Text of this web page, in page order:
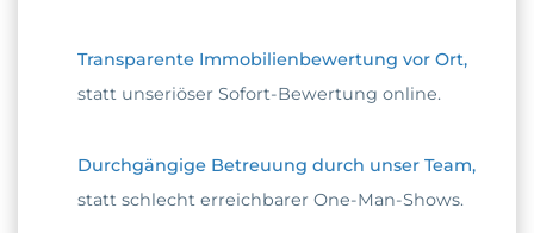
Transparente Immobilienbewertung vor Ort,
statt unseriöser Sofort-Bewertung online.
Durchgängige Betreuung durch unser Team,
statt schlecht erreichbarer One-Man-Shows.